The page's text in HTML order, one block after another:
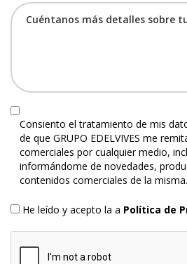
Consiento el tratamiento de mis
de que GRUPO EDELVIVES me
comerciales por cualquier medio,
informándome de novedades,
contenidos comerciales de la misma.
He leído y acepto la a Política de